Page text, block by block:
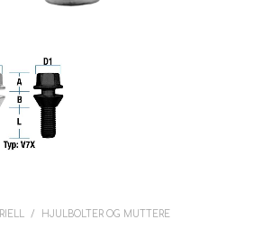
/ HJULBOLTER OG MUTTERE